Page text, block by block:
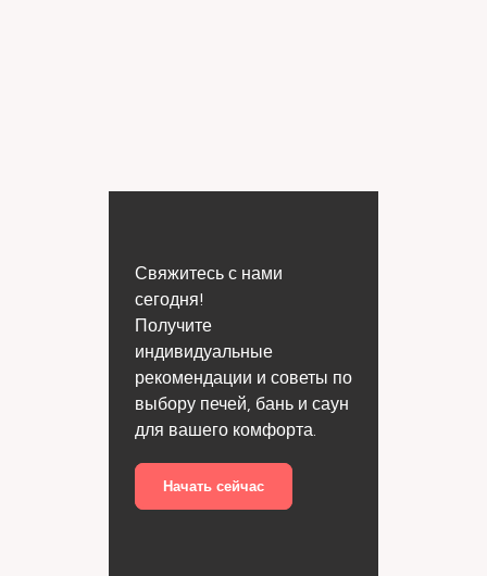
Свяжитесь с нами
сегодня!
Получите
индивидуальные
рекомендации и советы по
выбору печей, бань и саун
для вашего комфорта.
Начать сейчас